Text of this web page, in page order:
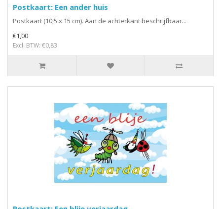
Postkaart: Een ander huis
Postkaart (10,5 x 15 cm). Aan de achterkant beschrijfbaar...
€1,00
Excl. BTW: €0,83